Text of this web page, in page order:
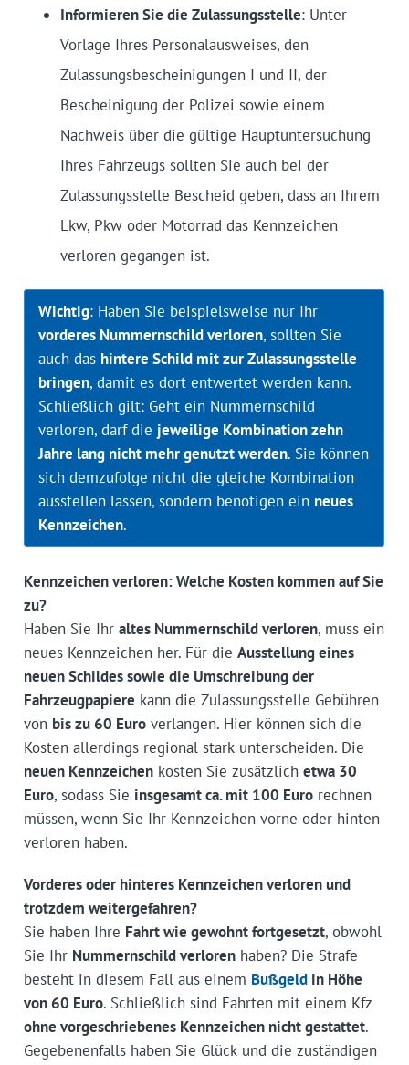
Informieren Sie die Zulassungsstelle: Unter
Vorlage Ihres Personalausweises, den
Zulassungsbescheinigungen I und II, der
Bescheinigung der Polizei sowie einem
Nachweis über die gültige Hauptuntersuchung
Ihres Fahrzeugs sollten Sie auch bei der
Zulassungsstelle Bescheid geben, dass an Ihrem
Lkw, Pkw oder Motorrad das Kennzeichen
verloren gegangen ist.
Wichtig: Haben Sie beispielsweise nur Ihr
vorderes Nummernschild verloren, sollten Sie
auch das hintere Schild mit zur Zulassungsstelle
bringen, damit es dort entwertet werden kann.
Schließlich gilt: Geht ein Nummernschild
verloren, darf die jeweilige Kombination zehn
Jahre lang nicht mehr genutzt werden. Sie können
sich demzufolge nicht die gleiche Kombination
ausstellen lassen, sondern benötigen ein neues
Kennzeichen.
Kennzeichen verloren: Welche Kosten kommen auf Sie
zu?
Haben Sie Ihr altes Nummernschild verloren, muss ein
neues Kennzeichen her. Für die Ausstellung eines
neuen Schildes sowie die Umschreibung der
Fahrzeugpapiere kann die Zulassungsstelle Gebühren
von bis zu 60 Euroverlangen. Hier können sich die
Kosten allerdings regional stark unterscheiden. Die
neuen Kennzeichenkosten Sie zusätzlich etwa 30
Euro, sodass Sie insgesamt ca. mit 100 Eurorechnen
müssen, wenn Sie Ihr Kennzeichen vorne oder hinten
verloren haben.
Vorderes oder hinteres Kennzeichen verloren und
trotzdem weitergefahren?
Sie haben Ihre Fahrt wie gewohnt fortgesetzt, obwohl
Sie Ihr Nummernschild verlorenhaben? Die Strafe
besteht in diesem Fall aus einem Bußgeldin Höhe
von 60 Euro. Schließlich sind Fahrten mit einem Kfz
ohne vorgeschriebenes Kennzeichen nicht gestattet.
Gegebenenfalls haben Sie Glück und die zuständigen